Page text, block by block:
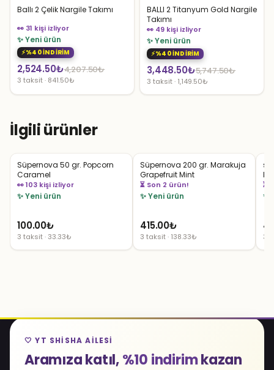
Ballı 2 Çelik Nargile Takımı
👀 31 kişi izliyor
✨ Yeni ürün
%40 İNDİRİM
4,207.50₺
Orijinal
fiyat:
4,207.50₺.
2,524.50₺
Şu
andaki
fiyat:
3 taksit · 841.50₺
BALLI 2 Titanyum Gold Nargile
Takımı
👀 49 kişi izliyor
✨ Yeni ürün
%40 İNDİRİM
5,747.50₺
Orijinal
fiyat:
3,448.50₺
Şu
andaki
3 taksit · 1,149.50₺
İlgili ürünler
Süpernova 50 gr. Popcorn
Caramel
👀 103 kişi izliyor
✨ Yeni ürün
100.00₺
3 taksit · 33.33₺
Süpernova 200 gr. Marakuja
Grapefruit Mint
⏳ Son 2 ürün!
✨ Yeni ürün
415.00₺
3 taksit · 138.33₺
⏳
✨
3
🤍 YT SHISHA AILESI
Aramıza katıl,%10 indirimkazan